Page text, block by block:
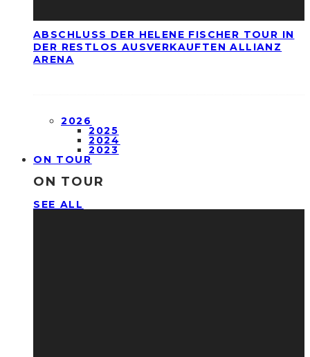
ABSCHLUSS DER HELENE FISCHER TOUR IN
DER RESTLOS AUSVERKAUFTEN ALLIANZ
ARENA
2026
2025
2024
2023
ON TOUR
ON TOUR
SEE ALL